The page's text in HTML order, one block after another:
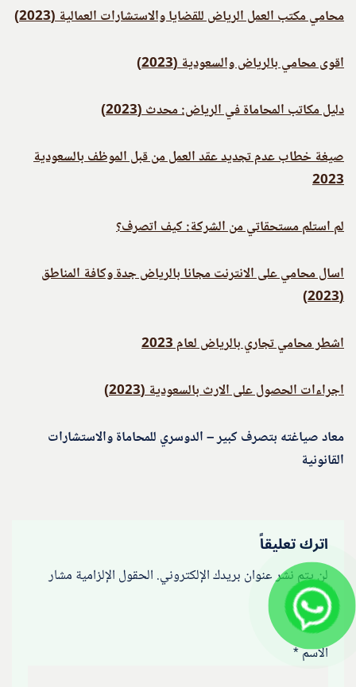
محامي مكتب العمل الرياض للقضايا والاستشارات العمالية (2023)
اقوى محامي بالرياض والسعودية (2023)
دليل مكاتب المحاماة في الرياض: محدث (2023)
صيغة خطاب عدم تجديد عقد العمل من قبل الموظف بالسعودية
2023
لم استلم مستحقاتي من الشركة: كيف اتصرف؟
اسال محامي على الانترنت مجانا بالرياض جدة وكافة المناطق
(2023)
اشطر محامي تجاري بالرياض لعام 2023
اجراءات الحصول على الارث بالسعودية (2023)
معاد صياغته بتصرف كبير – الدوسري للمحاماة والاستشارات
القانونية
اترك تعليقاً
لن يتم نشر عنوان بريدك الإلكتروني. الحقول الإلزامية مشار
إليها بـ*
الاسم*